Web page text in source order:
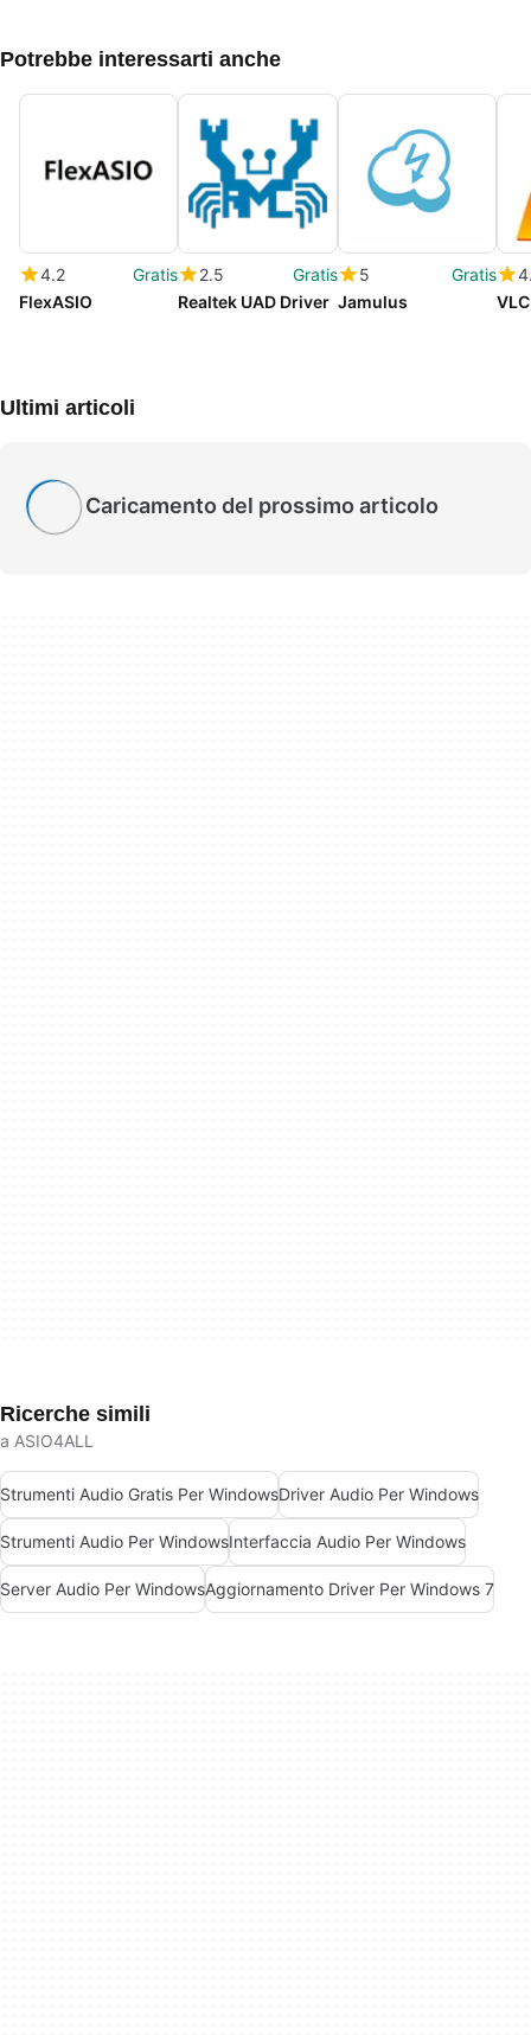
Potrebbe interessarti anche
4.2
Gratis
FlexASIO
2.5
Gratis
Realtek UAD Driver
5
Gratis
Jamulus
Ultimi articoli
Caricamento del prossimo articolo
Ricerche simili
a ASIO4ALL
Strumenti Audio Gratis Per WindowsDriver Audio Per Windows
Strumenti Audio Per WindowsInterfaccia Audio Per Windows
Server Audio Per WindowsAggiornamento Driver Per Windows 7